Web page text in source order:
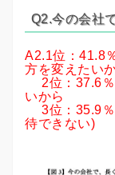
Q2.今の会社
A2.1位：41.8
方を変えたい
2位：37.6％
いから
3位：35.9％
待できない)